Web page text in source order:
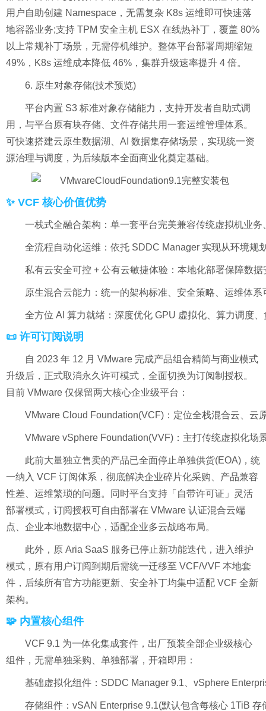
用户自助创建 Namespace，无需复杂 K8s 运维即可快速落
地容器业务;支持 TPM 安全主机 ESX 在线热补丁，覆盖 80%
以上常规补丁场景，无需停机维护。整体平台部署周期缩短
49%，K8s 运维成本降低 46%，集群升级速率提升 4 倍。
6. 原生对象存储(技术预览)
平台内置 S3 标准对象存储能力，支持开发者自助式调
用，与平台原有块存储、文件存储共用一套运维管理体系。
可快速搭建云原生数据湖、AI 数据集存储场景，实现统一资
源治理与调度，为后续版本全面商业化奠定基础。
✨ VCF 核心价值优势
一栈式全融合架构：单一套平台完美兼容传统虚拟机业
全流程自动化运维：依托 SDDC Manager 实现从环境
私有云安全可控 + 公有云敏捷体验：本地化部署保障数
原生混合云能力：统一的架构标准、安全策略、运维体
全方位 AI 算力就绪：深度优化 GPU 虚拟化、算力调度
📜 许可订阅说明
自 2023 年 12 月 VMware 完成产品组合精简与商业模式
升级后，正式取消永久许可模式，全面切换为订阅制授权。
目前 VMware 仅保留两大核心企业级平台：
VMware Cloud Foundation(VCF)：定位全栈混合云、云
VMware vSphere Foundation(VVF)：主打传统虚拟化场
此前大量独立售卖的产品已全面停止单独供货(EOA)，统
一纳入 VCF 订阅体系，彻底解决企业碎片化采购、产品兼容
性差、运维繁琐的问题。同时平台支持「自带许可证」灵活
部署模式，订阅授权可自由部署在 VMware 认证混合云端
点、企业本地数据中心，适配企业多云战略布局。
此外，原 Aria SaaS 服务已停止新功能迭代，进入维护
模式，原有用户订阅到期后需统一迁移至 VCF/VVF 本地套
件，后续所有官方功能更新、安全补丁均集中适配 VCF 全新
架构。
🧩 内置核心组件
VCF 9.1 为一体化集成套件，出厂预装全部企业级核心
组件，无需单独采购、单独部署，开箱即用：
基础虚拟化组件：SDDC Manager 9.1、vSphere
存储组件：vSAN Enterprise 9.1(默认包含每核心 1TiB 存